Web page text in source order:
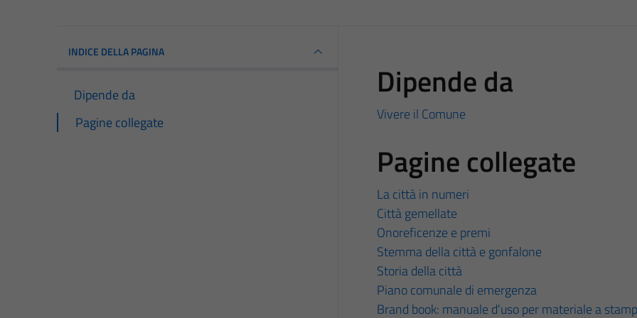
INDICE DELLA PAGINA
Dipende da
Pagine collegate
Dipende da
Vivere il Comune
Pagine collegate
La città in numeri
Città gemellate
Onoreficenze e premi
Stemma della città e gonfalone
Storia della città
Piano comunale di emergenza
Brand book: manuale d'uso per materiale a